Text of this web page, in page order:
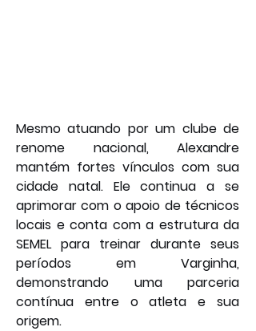
Mesmo atuando por um clube de
renome nacional, Alexandre
mantém fortes vínculos com sua
cidade natal. Ele continua a se
aprimorar com o apoio de técnicos
locais e conta com a estrutura da
SEMEL para treinar durante seus
períodos em Varginha,
demonstrando uma parceria
contínua entre o atleta e sua
origem.